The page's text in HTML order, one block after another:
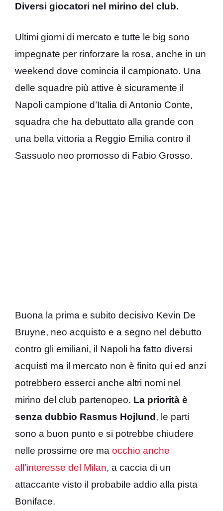
Diversi giocatori nel mirino del club.
Ultimi giorni di mercato e tutte le big sono
impegnate per rinforzare la rosa, anche in un
weekend dove comincia il campionato. Una
delle squadre più attive è sicuramente il
Napoli campione d’Italia di Antonio Conte,
squadra che ha debuttato alla grande con
una bella vittoria a Reggio Emilia contro il
Sassuolo neo promosso di Fabio Grosso.
Buona la prima e subito decisivo Kevin De
Bruyne, neo acquisto e a segno nel debutto
contro gli emiliani, il Napoli ha fatto diversi
acquisti ma il mercato non è finito qui ed anzi
potrebbero esserci anche altri nomi nel
mirino del club partenopeo. La priorità è
senza dubbio Rasmus Hojlund, le parti
sono a buon punto e si potrebbe chiudere
nelle prossime ore ma occhio anche
all’interesse del Milan, a caccia di un
attaccante visto il probabile addio alla pista
Boniface.